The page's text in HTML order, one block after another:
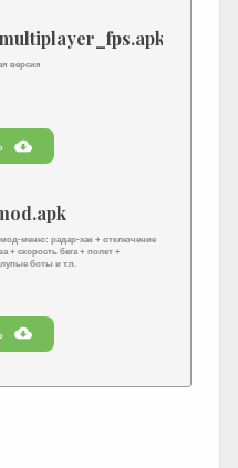
версия
меню: радар-хак + отключение
+ скорость бега + полет +
боты и т.п.